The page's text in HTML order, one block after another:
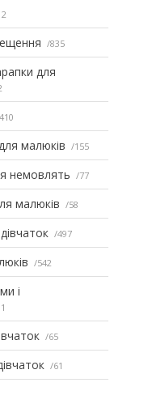
835
для
410
малюків 155
немовлять 77
малюків 58
497
542
і
65
61